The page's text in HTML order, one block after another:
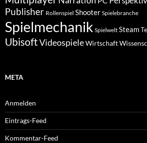
Publisher Rollenspiel Shooter Spielebranche
Spielmechanik Spielwelt Steam
UbisoftVideospieleWirtschaft
META
Anmelden
Eintrags-Feed
Kommentar-Feed